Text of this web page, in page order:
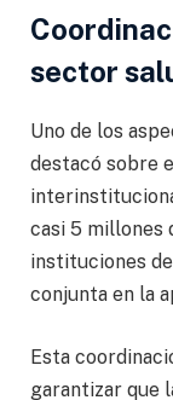
sector
Uno de los
destacó sobre
casi 5 millones
instituciones
conjunta en la
Esta
garantizar que